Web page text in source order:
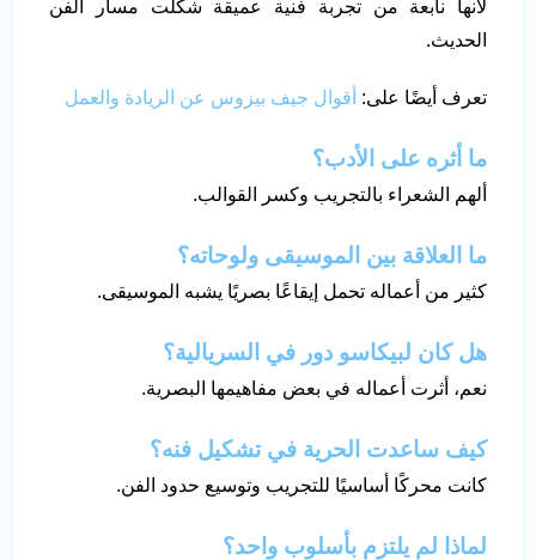
لأنها نابعة من تجربة فنية عميقة شكلت مسار الفن
الحديث.
تعرف أيضًا على: أقوال جيف بيزوس عن الريادة والعمل
ما أثره على الأدب؟
ألهم الشعراء بالتجريب وكسر القوالب.
ما العلاقة بين الموسيقى ولوحاته؟
كثير من أعماله تحمل إيقاعًا بصريًا يشبه الموسيقى.
هل كان لبيكاسو دور في السريالية؟
نعم، أثرت أعماله في بعض مفاهيمها البصرية.
كيف ساعدت الحرية في تشكيل فنه؟
كانت محركًا أساسيًا للتجريب وتوسيع حدود الفن.
لماذا لم يلتزم بأسلوب واحد؟